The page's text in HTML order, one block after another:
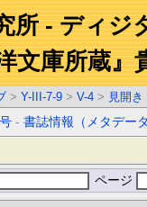
所 - ディジ
文庫所蔵』
> Y-III-7-9 > V-4 > 見開き
-書誌情報（メタデー
ページ